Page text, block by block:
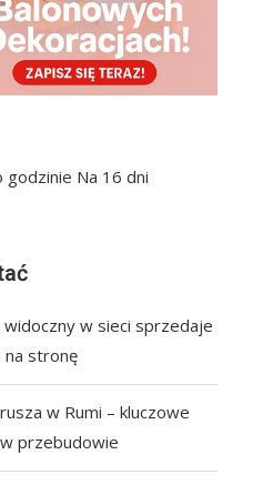
godzinie Na 16 dni
w sieci sprzedaje
na stronę
w Rumi – kluczowe
w przebudowie